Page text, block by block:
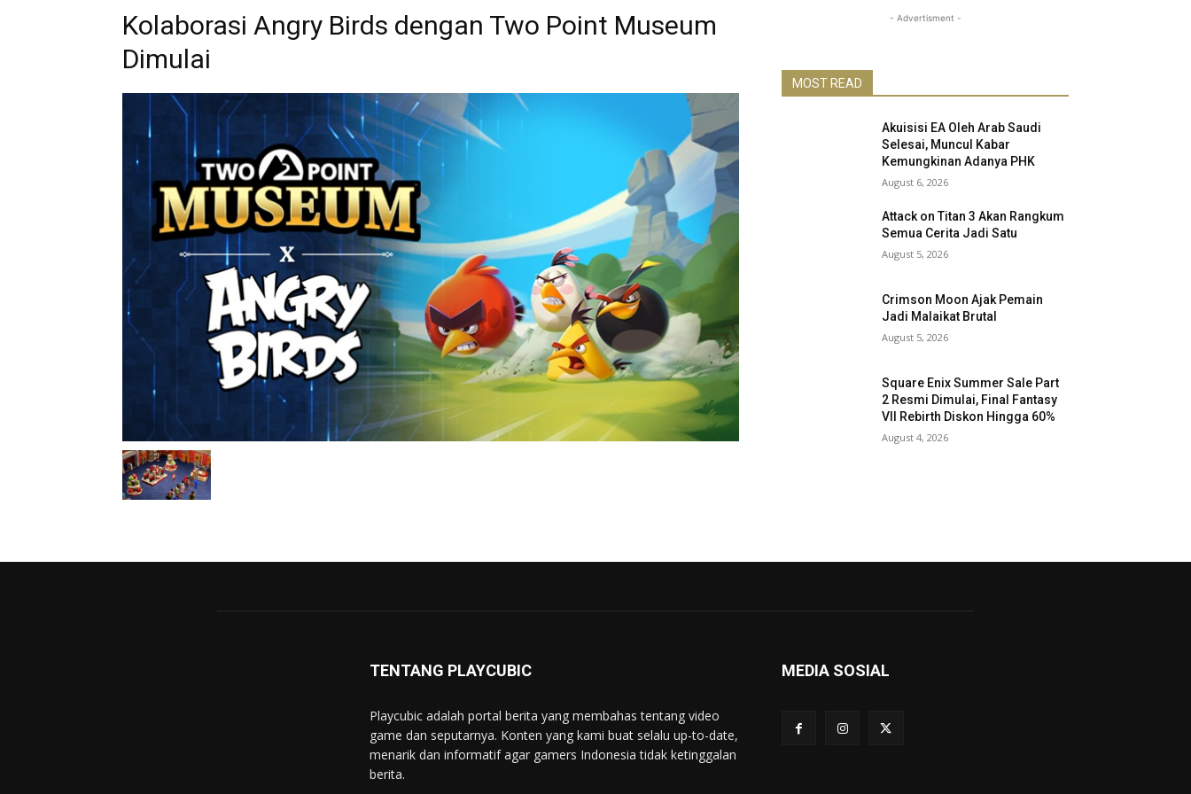
Kolaborasi Angry Birds dengan Two Point Museum
Dimulai
- Advertisment -
MOST READ
Akuisisi EA Oleh Arab Saudi
Selesai, Muncul Kabar
Kemungkinan Adanya PHK
August 6, 2026
Attack on Titan 3 Akan Rangkum
Semua Cerita Jadi Satu
August 5, 2026
Crimson Moon Ajak Pemain
Jadi Malaikat Brutal
August 5, 2026
Square Enix Summer Sale Part
2 Resmi Dimulai, Final Fantasy
VII Rebirth Diskon Hingga 60%
August 4, 2026
TENTANG PLAYCUBIC
Playcubic adalah portal berita yang membahas tentang video
game dan seputarnya. Konten yang kami buat selalu up-to-date,
menarik dan informatif agar gamers Indonesia tidak ketinggalan
berita.
MEDIA SOSIAL